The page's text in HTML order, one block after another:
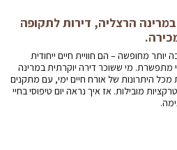
הרצליה, דירות לתקופה
מחופשה – הם חוויית חיים ייחודית
מי ששוכר דירה יוקרתית במרינה
היתרונות של אורח חיים ימי, עם מתקנים
מובילות. אז איך נראה יום טיפוסי בחיי